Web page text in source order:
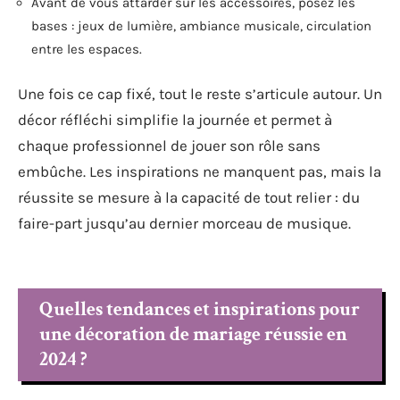
bases : jeux de lumière, ambiance musicale, circulation
entre les espaces.
Une fois ce cap fixé, tout le reste s’articule autour. Un
décor réfléchi simplifie la journée et permet à
chaque professionnel de jouer son rôle sans
embûche. Les inspirations ne manquent pas, mais la
réussite se mesure à la capacité de tout relier : du
faire-part jusqu’au dernier morceau de musique.
Quelles tendances et inspirations pour
une décoration de mariage réussie en
2024 ?